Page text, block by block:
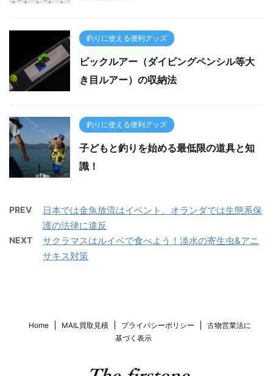
釣りに使える便利グッズ
ビックルアー（ダイビングペンシル等大
き目ルアー）の収納法
釣りに使える便利グッズ
子どもと釣りを始める最低限の道具と知
識！
PREV
日本では金魚放流はイベント、オランダでは生態系保
護の法律に違反
NEXT
サクラマスはルイベで食べよう！淡水の寄生虫&アニ
サキス対策
Home MAIL買取見積 プライバシーポリシー
古物営業法に
基づく表示